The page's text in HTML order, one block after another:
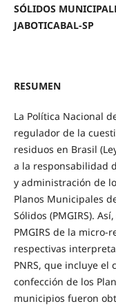
SÓLIDOS
JABOTICABAL-SP
RESUMEN
La Política Nacional
regulador de la
residuos en Brasil
a la responsabilidad
y administración de
Planos Municipales
Sólidos (PMGIRS).
PMGIRS de la micro-
respectivas
PNRS, que incluye
confección de los
municipios fueron